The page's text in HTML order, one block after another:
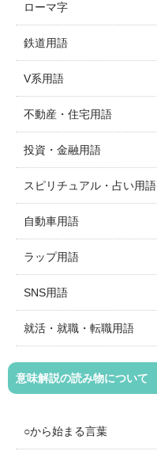
ローマ字
鉄道用語
V系用語
不動産・住宅用語
投資・金融用語
スピリチュアル・占い用語
自動車用語
ラップ用語
SNS用語
就活・就職・転職用語
意味解説の読み物について
○から始まる言葉